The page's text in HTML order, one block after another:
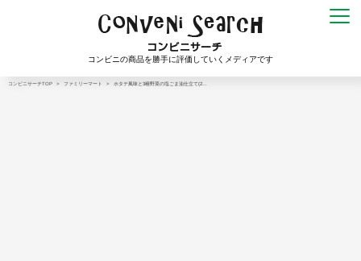
コンビニの商品を勝手に評価していくメディアです
コンビニサーチTOP > ファミリーマート > ホタテ風味と3種野菜の塩ごま油仕立て(2…